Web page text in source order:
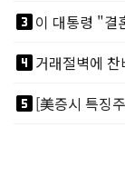
looks_3
looks_4
looks_5